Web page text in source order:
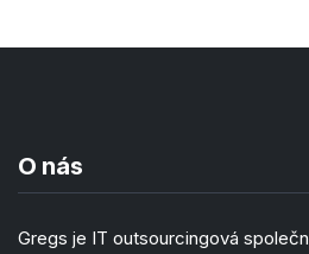
O nás
Gregs je IT outsourcingová